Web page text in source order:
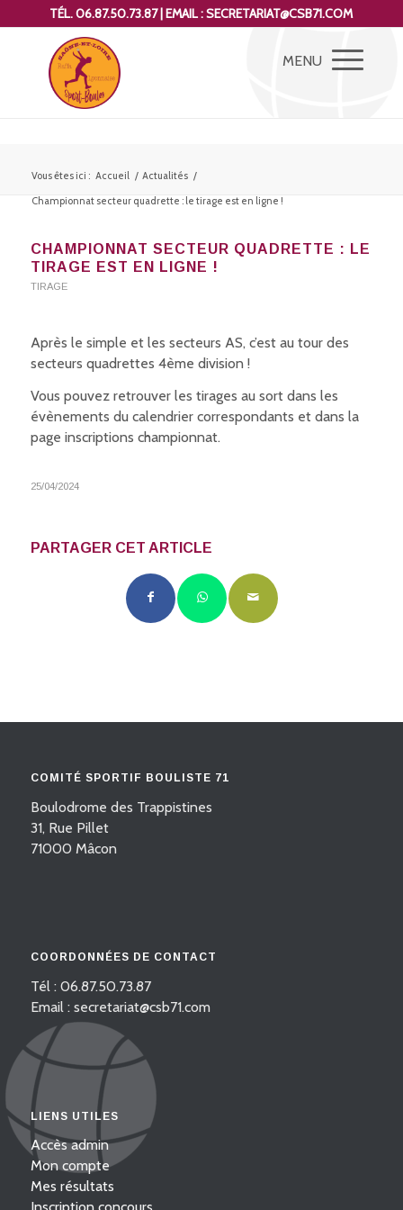
TÉL. 06.87.50.73.87 | EMAIL : SECRETARIAT@CSB71.COM
Vous êtes ici : Accueil / Actualités /
Championnat secteur quadrette : le tirage est en ligne !
CHAMPIONNAT SECTEUR QUADRETTE : LE
TIRAGE EST EN LIGNE !
TIRAGE
Après le simple et les secteurs AS, c’est au tour des
secteurs quadrettes 4ème division !
Vous pouvez retrouver les tirages au sort dans les
évènements du calendrier correspondants et dans la
page inscriptions championnat.
25/04/2024
PARTAGER CET ARTICLE
COMITÉ SPORTIF BOULISTE 71
Boulodrome des Trappistines
31, Rue Pillet
71000 Mâcon
COORDONNÉES DE CONTACT
Tél : 06.87.50.73.87
Email : secretariat@csb71.com
LIENS UTILES
Accès admin
Mon compte
Mes résultats